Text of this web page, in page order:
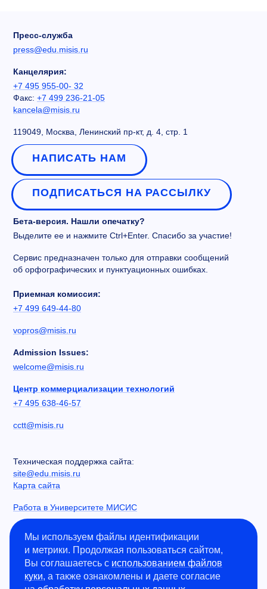
Пресс-служба
press@edu.misis.ru
Канцелярия:
+7 495 955-00- 32
Факс: +7 499 236-21-05
kancela@misis.ru
119049, Москва, Ленинский пр-кт, д. 4, стр. 1
НАПИСАТЬ НАМ
ПОДПИСАТЬСЯ НА РАССЫЛКУ
Бета-версия. Нашли опечатку?
Выделите ее и нажмите Ctrl+Enter. Спасибо за участие!
Сервис предназначен только для отправки сообщений
об орфографических и пунктуационных ошибках.
Приемная комиссия:
+7 499 649-44-80
vopros@misis.ru
Admission Issues:
welcome@misis.ru
Центр коммерциализации технологий
+7 495 638-46-57
cctt@misis.ru
Техническая поддержка сайта:
site@edu.misis.ru
Карта сайта
Работа в Университете МИСИС
Сведения об образовательной организации
Информация о закупках
Противодействие коррупции
Политика конфиденциальности
Мы используем файлы идентификации
и метрики. Продолжая пользоваться сайтом,
Вы соглашаетесь с использованием файлов
куки, а также ознакомлены и даете согласие